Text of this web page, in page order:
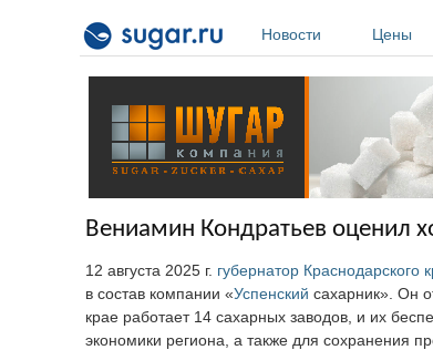
Новости
Цены
Вениамин Кондратьев оценил
12 августа 2025 г. губернатор Краснодарского
в состав компании «Успенский сахарник». Он
крае работает 14 сахарных заводов, и их
экономики региона, а также для сохранения